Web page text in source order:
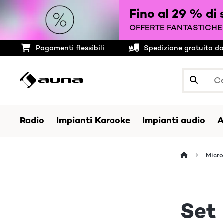
Fino al 29 %
OFFERTE
Pagamenti flessibili Spedizione gratuita
Radio Impianti Karaoke Impianti audio
Set